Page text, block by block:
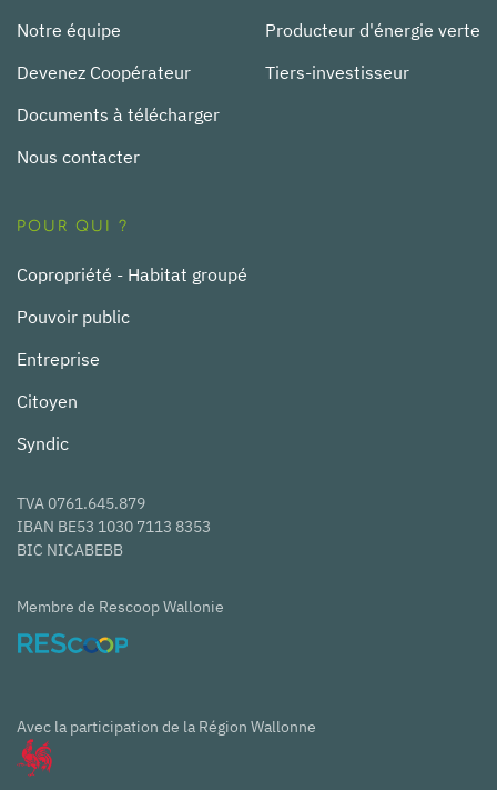
Notre équipe
Devenez Coopérateur
Documents à télécharger
Nous contacter
Producteur d'énergie verte
Tiers-investisseur
POUR QUI ?
Copropriété - Habitat groupé
Pouvoir public
Entreprise
Citoyen
Syndic
TVA 0761.645.879
IBAN BE53 1030 7113 8353
BIC NICABEBB
Membre de Rescoop Wallonie
Avec la participation de la Région Wallonne